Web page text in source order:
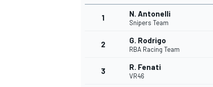
1 N. Antonelli
Snipers Team
2 G. Rodrigo
RBA Racing Team
3 R. Fenati
VR46